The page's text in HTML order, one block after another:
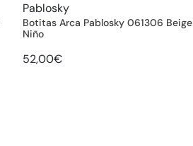
Pablosky
Botitas Arca Pablosky 061306 Beige
Niño
52,00€